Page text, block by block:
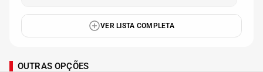
VER LISTA COMPLETA
OUTRAS OPÇÕES